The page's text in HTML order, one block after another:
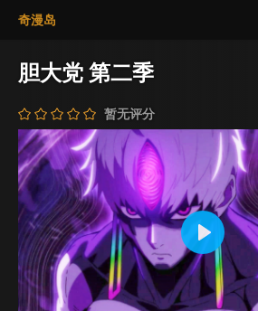
奇漫岛
胆大党 第二季
暂无评分
Play